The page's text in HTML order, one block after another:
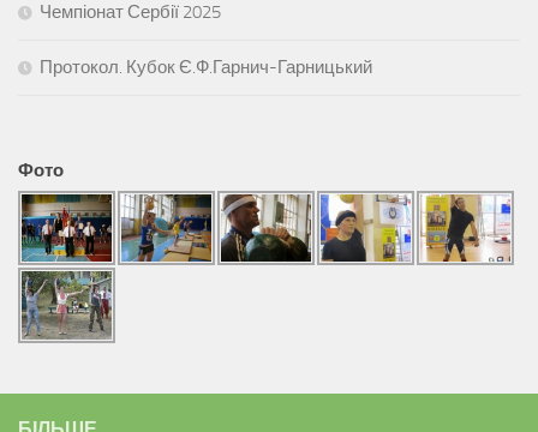
Чемпіонат Сербії 2025
Протокол. Кубок Є.Ф.Гарнич-Гарницький
Фото